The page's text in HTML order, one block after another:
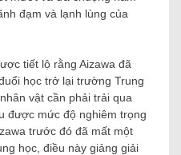
đạm và lạnh lùng của
tiết lộ rằng Aizawa đã
học trở lại trường Trung
vật cần phải trải qua
được mức độ nghiêm trọng
trước đó đã mất một
học, điều này giảng giải